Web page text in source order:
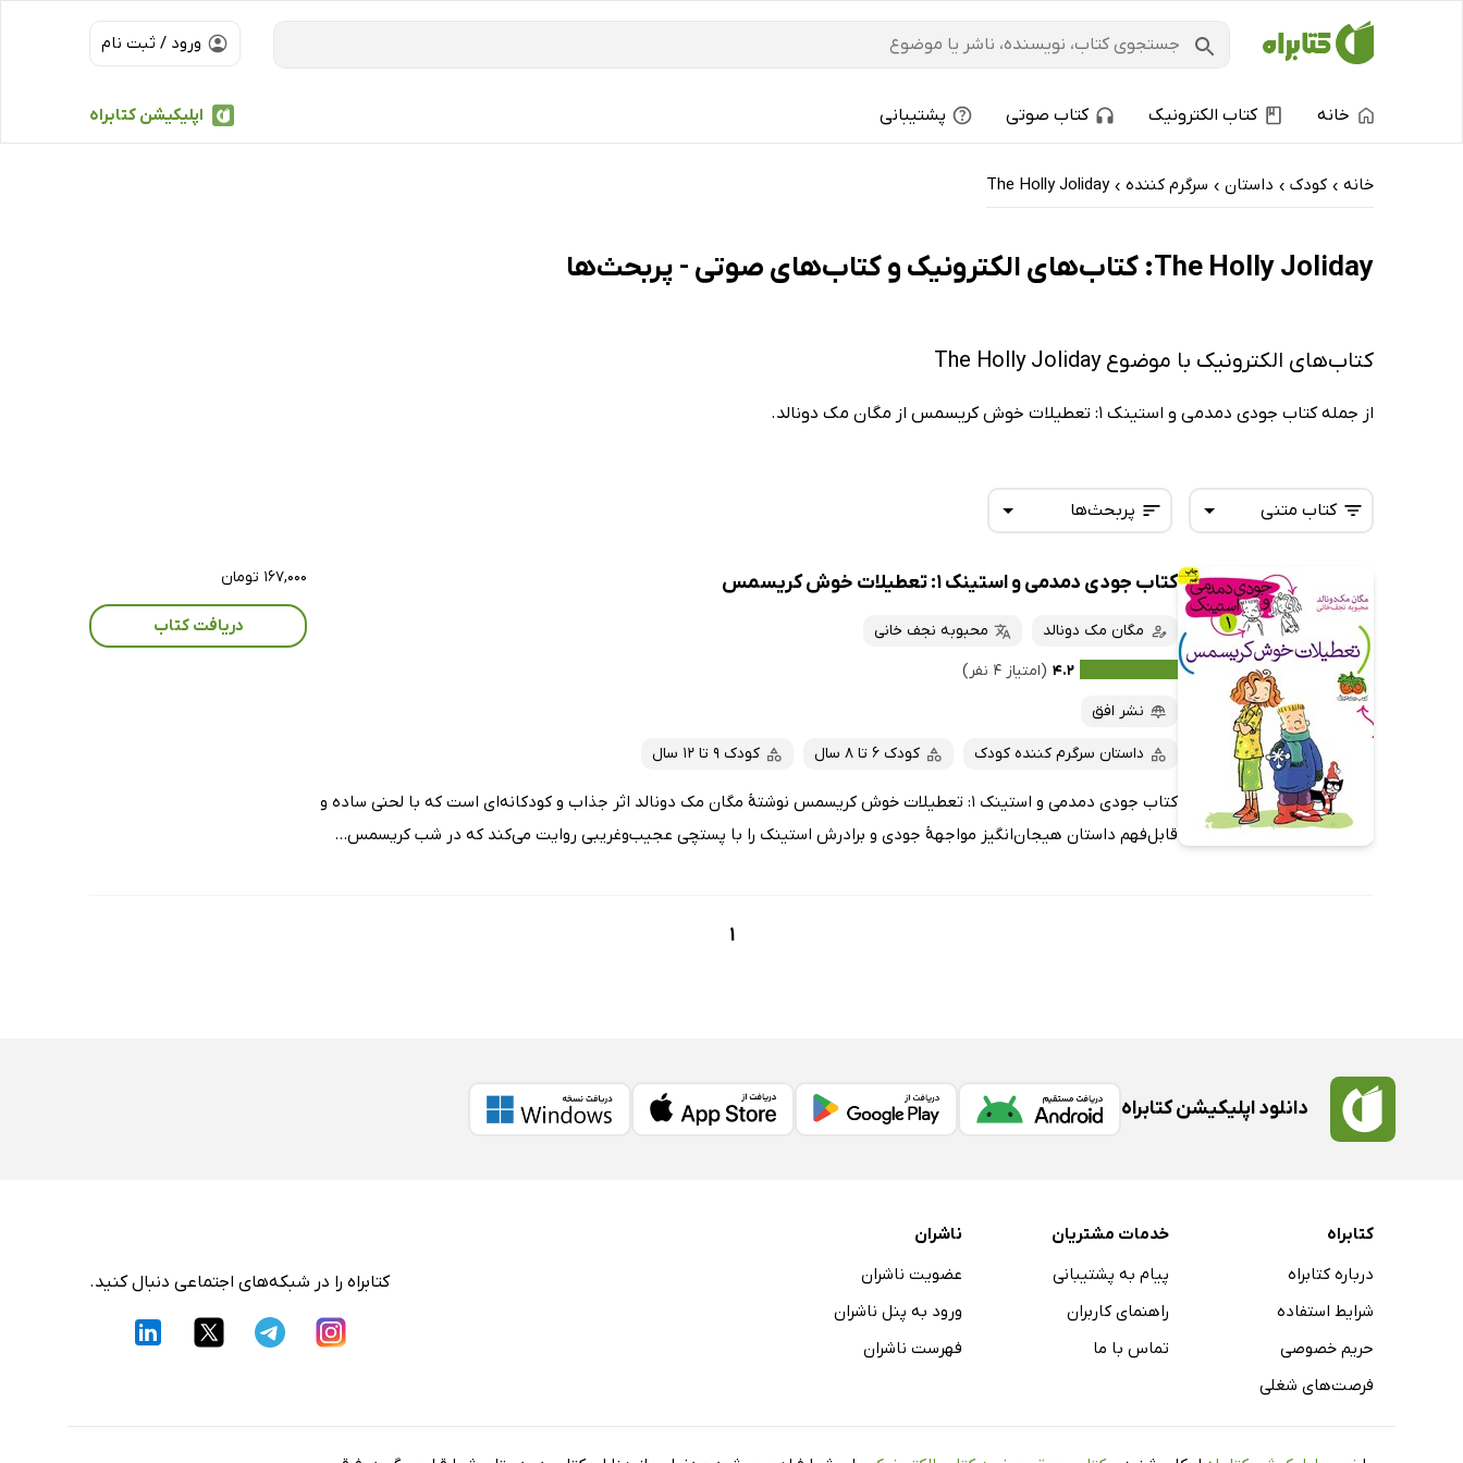
ورود / ثبت نام
اپلیکیشن کتابراه خانه کتاب الکترونیک کتاب صوتی پشتیبانی
خانه › کودک › داستان › سرگرم کننده ›
The Holly Joliday
The Holly Joliday: کتاب‌های الکترونیک و کتاب‌های صوتی - پربحث‌ها
کتاب‌های الکترونیک با موضوع The Holly Joliday
از جمله کتاب جودی دمدمی و استینک 1: تعطیلات خوش کریسمس از مگان مک دونالد.
پربحث‌ها
تازه‌ها
داغ‌ترین‌ها
پربحث‌ها
ارزان ترین‌ها
کتاب متنی
همه کتاب‌ها
کتاب‌های صوتی
کتاب‌های متنی
کتاب جودی دمدمی و استینک 1: تعطیلات خوش کریسمس
مگان مک دونالد
محبوبه نجف خانی
۴.۲ (امتیاز ۴ نفر)
نشر افق
داستان سرگرم کننده کودک کودک 6 تا 8 سال کودک 9 تا 12 سال
کتاب جودی دمدمی و استینک 1: تعطیلات خوش کریسمس نوشتۀ مگان مک دونالد اثر جذاب و کودکانه‌ای است که با لحنی ساده و
قابل‌فهم داستان هیجان‌انگیز مواجهۀ جودی و برادرش استینک را با پستچی عجیب‌وغریبی روایت می‌کند که در شب کریسمس...
۱۶۷,۰۰۰ تومان
دریافت کتاب
1
دانلود اپلیکیشن کتابراه
کتابراه
درباره کتابراه
شرایط استفاده
حریم خصوصی
فرصت‌های شغلی
خدمات مشتریان
پیام به پشتیبانی
راهنمای کاربران
تماس با ما
ناشران
عضویت ناشران
ورود به پنل ناشران
فهرست ناشران
کتابراه را در شبکه‌های اجتماعی دنبال کنید.